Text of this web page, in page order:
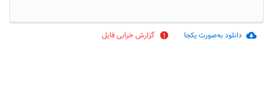
cloud_download دانلود به‌صورت یکجا report گزارش خرابی فایل